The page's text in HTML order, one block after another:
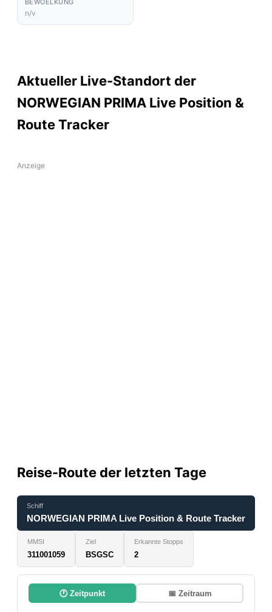
BEWOELKUNG
n/v
Aktueller Live-Standort der
NORWEGIAN PRIMA Live Position &
Route Tracker
Anzeige
Reise-Route der letzten Tage
Schiff
NORWEGIAN PRIMA Live Position & Route Tracker
MMSI
311001059
Ziel
BSGSC
Erkannte Stopps
2
🕐 Zeitpunkt 📅 Zeitraum